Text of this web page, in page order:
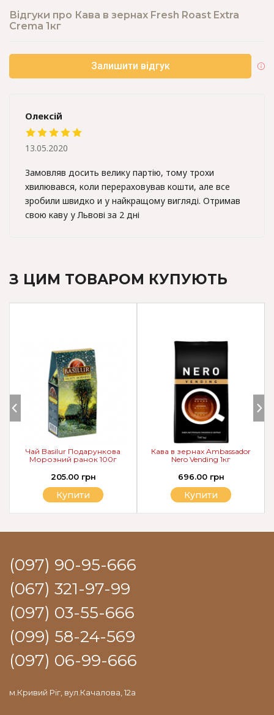
Відгуки про Кава в зернах Fresh Roast Extra
Crema 1кг
Залишити відгук
Олексій
Замовляв досить велику партію, тому трохи
хвилювався, коли перераховував кошти, але все
зробили швидко и у найкращому вигляді. Отримав
свою каву у Львові за 2 дні
13.05.2020
З ЦИМ ТОВАРОМ КУПУЮТЬ
Кава в зернах Ambassador
Nero Vending 1кг
696.00 грн
Купити
Чай Basilur Подарункова
Морозний ранок 100г
205.00 грн
Купити
(097) 90-95-666
(067) 321-97-99
(097) 03-55-666
(099) 58-24-569
(097) 06-99-666
м.Кривий Ріг, вул.Качалова, 12а